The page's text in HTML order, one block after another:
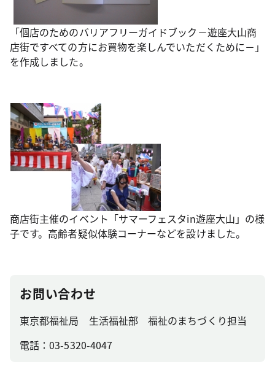
「個店のためのバリアフリーガイドブック－遊座大山商
店街ですべての方にお買物を楽しんでいただくために－」
を作成しました。
商店街主催のイベント「サマーフェスタin遊座大山」の様
子です。高齢者疑似体験コーナーなどを設けました。
お問い合わせ
東京都福祉局 生活福祉部 福祉のまちづくり担当
電話：03-5320-4047